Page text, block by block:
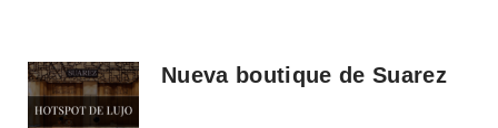
Nueva boutique de Suarez